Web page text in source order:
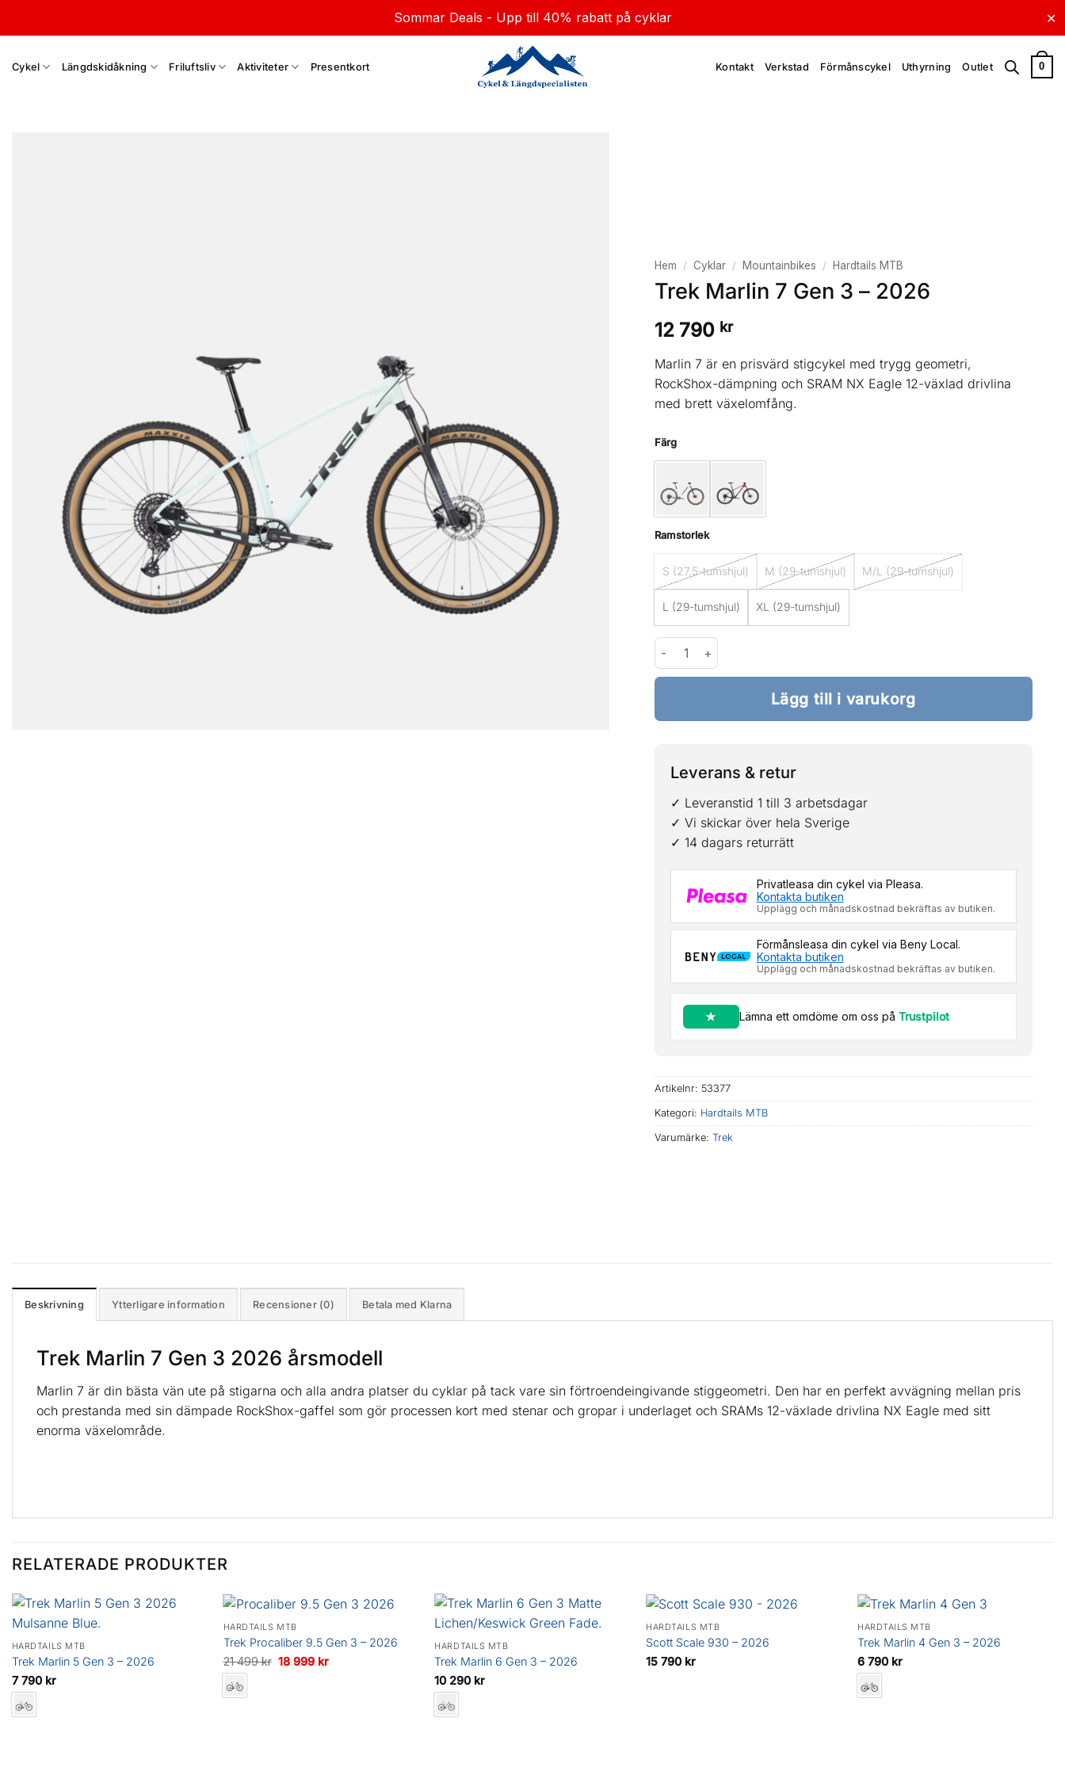
Sommar Deals - Upp till 40% rabatt på cyklar ✕
Cykel Längdskidåkning Friluftsliv Aktiviteter Presentkort Kontakt Verkstad Förmånscykel Uthyrning Outlet 0
Hem / Cyklar / Mountainbikes / Hardtails MTB
Trek Marlin 7 Gen 3 – 2026
12 790 kr
Marlin 7 är en prisvärd stigcykel med trygg geometri,
RockShox-dämpning och SRAM NX Eagle 12-växlad drivlina
med brett växelomfång.
Färg
Ramstorlek
S (27,5-tumshjul) M (29-tumshjul) M/L (29-tumshjul)
L (29-tumshjul) XL (29-tumshjul)
Trek Marlin 7 Gen 3 - 2026 mängd
Lägg till i varukorg
Leverans & retur
✓ Leveranstid 1 till 3 arbetsdagar
✓ Vi skickar över hela Sverige
✓ 14 dagars returrätt
Privatleasa din cykel via Pleasa.
Kontakta butiken
Upplägg och månadskostnad bekräftas av butiken.
Förmånsleasa din cykel via Beny Local.
Kontakta butiken
Upplägg och månadskostnad bekräftas av butiken.
Lämna ett omdöme om oss på Trustpilot
Artikelnr: 53377
Kategori: Hardtails MTB
Varumärke: Trek
Beskrivning Ytterligare information Recensioner (0) Betala med Klarna
Trek Marlin 7 Gen 3 2026 årsmodell
Marlin 7 är din bästa vän ute på stigarna och alla andra platser du cyklar på tack vare sin förtroendeingivande stiggeometri. Den har en perfekt avvägning mellan pris
och prestanda med sin dämpade RockShox-gaffel som gör processen kort med stenar och gropar i underlaget och SRAMs 12-växlade drivlina NX Eagle med sitt
enorma växelområde.
RELATERADE PRODUKTER
HARDTAILS MTB
Trek Marlin 5 Gen 3 – 2026
7 790 kr
HARDTAILS MTB
Trek Procaliber 9.5 Gen 3 – 2026
21 499kr Det
18 999 krDet
HARDTAILS MTB
Trek Marlin 6 Gen 3 – 2026
10 290 kr
HARDTAILS MTB
Scott Scale 930 – 2026
15 790 kr
HARDTAILS MTB
Trek Marlin 4 Gen 3 – 2026
6 790 kr